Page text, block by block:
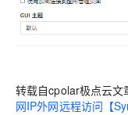
转载自cpolar极点云文
网IP外网远程访问【